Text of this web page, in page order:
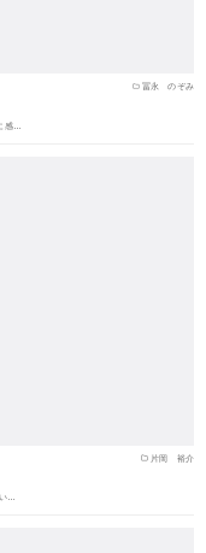
冨永 のぞみ
感…
片岡 裕介
…